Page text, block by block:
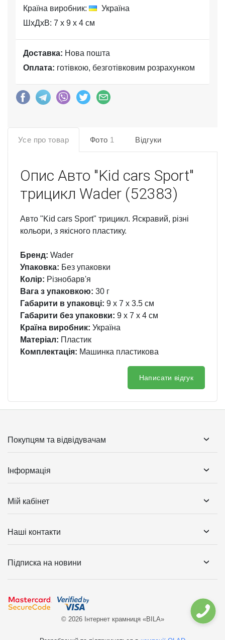
Країна виробник:
Україна
ШхДхВ: 7 x 9 x 4 см
Доставка: Нова пошта
Оплата: готівкою, безготівковим розрахунком
Усе про товар Фото 1 Відгуки
Опис Авто "Kid cars Sport"
трицикл Wader (52383)
Авто "Kid cars Sport" трицикл. Яскравий, різні
кольори, з якісного пластику.
Бренд: Wader
Упаковка: Без упаковки
Колір: Різнобарв'я
Вага з упаковкою: 30 г
Габарити в упаковці: 9 x 7 x 3.5 см
Габарити без упаковки: 9 x 7 x 4 см
Країна виробник: Україна
Матеріал: Пластик
Комплектація: Машинка пластикова
Написати відгук
Покупцям та відвідувачам
Інформація
Мій кабінет
Наші контакти
Підписка на новини
© 2026 Інтернет крамниця «BILA»